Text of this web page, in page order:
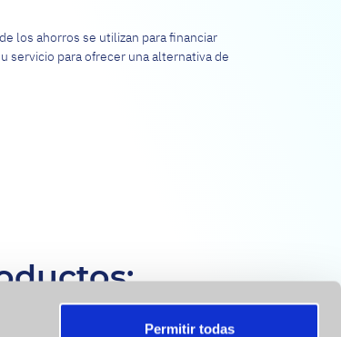
Permitir todas
los ahorros se utilizan para financiar
servicio para ofrecer una alternativa de